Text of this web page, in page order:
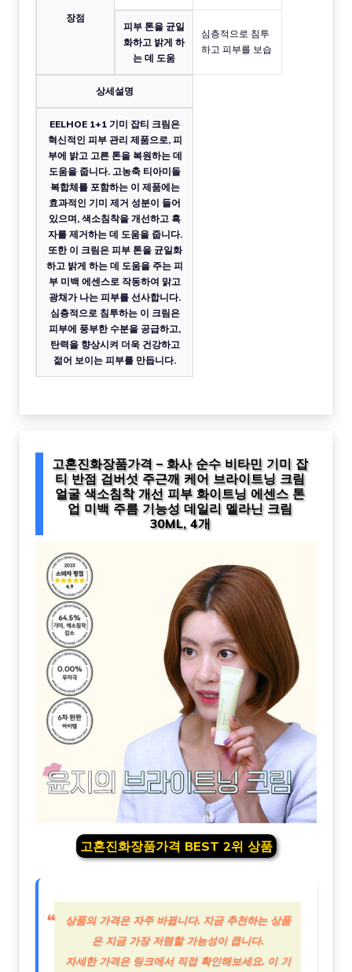
장점
피부 톤을 균일
화하고 밝게 하
는 데 도움
심층적으로 침투
하고 피부를 보습
상세설명
EELHOE 1+1 기미 잡티 크림은
혁신적인 피부 관리 제품으로, 피
부에 밝고 고른 톤을 복원하는 데
도움을 줍니다. 고농축 티아미돌
복합체를 포함하는 이 제품에는
효과적인 기미 제거 성분이 들어
있으며, 색소침착을 개선하고 흑
자를 제거하는 데 도움을 줍니다.
또한 이 크림은 피부 톤을 균일화
하고 밝게 하는 데 도움을 주는 피
부 미백 에센스로 작동하여 맑고
광채가 나는 피부를 선사합니다.
심층적으로 침투하는 이 크림은
피부에 풍부한 수분을 공급하고,
탄력을 향상시켜 더욱 건강하고
젊어 보이는 피부를 만듭니다.
고혼진화장품가격 – 화사 순수 비타민 기미 잡
티 반점 검버섯 주근깨 케어 브라이트닝 크림
얼굴 색소침착 개선 피부 화이트닝 에센스 톤
업 미백 주름 기능성 데일리 멜라닌 크림
30ML, 4개
고혼진화장품가격 BEST 2위 상품
상품의 가격은 자주 바뀝니다. 지금 추천하는 상품
은 지금 가장 저렴할 가능성이 큽니다.
자세한 가격은 링크에서 직접 확인해보세요. 이 기